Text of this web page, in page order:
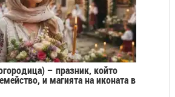
– празник, който
и магията на иконата в